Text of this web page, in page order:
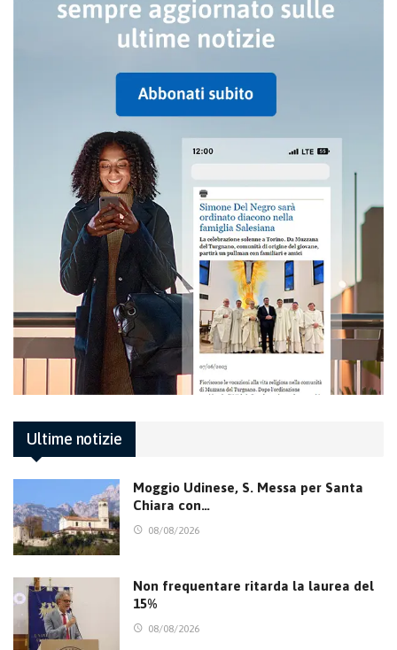
Ultime notizie
Moggio Udinese, S. Messa per Santa
Chiara con…
08/08/2026
Non frequentare ritarda la laurea del
15%
08/08/2026